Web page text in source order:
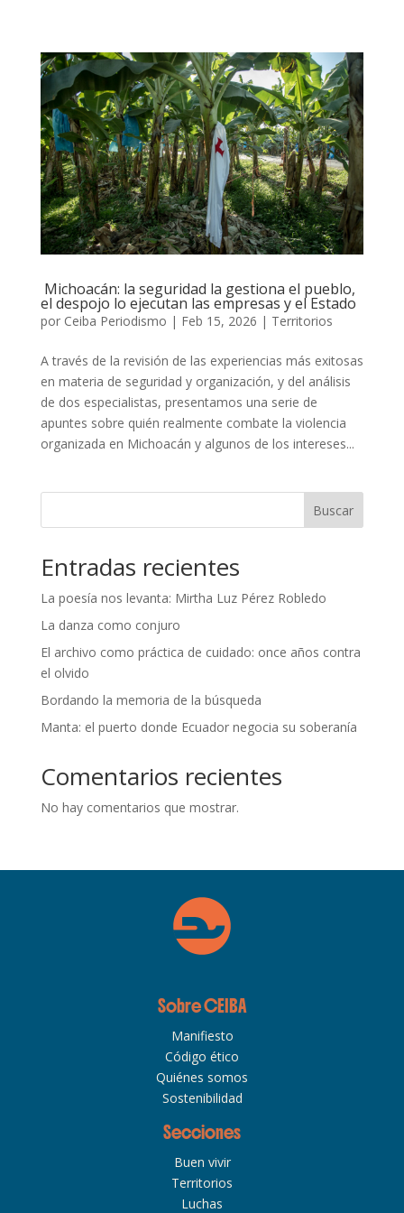
Michoacán: la seguridad la gestiona el pueblo,
el despojo lo ejecutan las empresas y el Estado
por Ceiba Periodismo | Feb 15, 2026 | Territorios
A través de la revisión de las experiencias más exitosas
en materia de seguridad y organización, y del análisis
de dos especialistas, presentamos una serie de
apuntes sobre quién realmente combate la violencia
organizada en Michoacán y algunos de los intereses...
Buscar
Entradas recientes
La poesía nos levanta: Mirtha Luz Pérez Robledo
La danza como conjuro
El archivo como práctica de cuidado: once años contra
el olvido
Bordando la memoria de la búsqueda
Manta: el puerto donde Ecuador negocia su soberanía
Comentarios recientes
No hay comentarios que mostrar.
Sobre CEIBA
Manifiesto
Código ético
Quiénes somos
Sostenibilidad
Secciones
Buen vivir
Territorios
Luchas